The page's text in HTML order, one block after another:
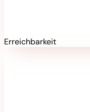
Erreichbarkeit